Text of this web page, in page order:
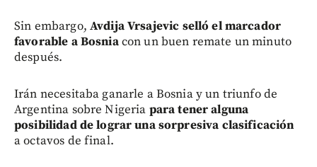
Sin embargo, Avdija Vrsajevic selló el marcador
favorable a Bosniacon un buen remate un minuto
después.
Irán necesitaba ganarle a Bosnia y un triunfo de
Argentina sobre Nigeria para tener alguna
posibilidad de lograr una sorpresiva clasificación
a octavos de final.